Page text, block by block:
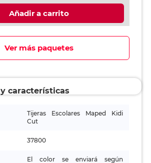
Añadir a carrito
Ver más paquetes
características
Tijeras Escolares Maped Kidi
Cut
37800
El color se enviará según